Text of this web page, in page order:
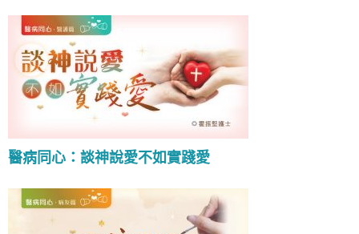
醫病同心：談神說愛不如實踐愛